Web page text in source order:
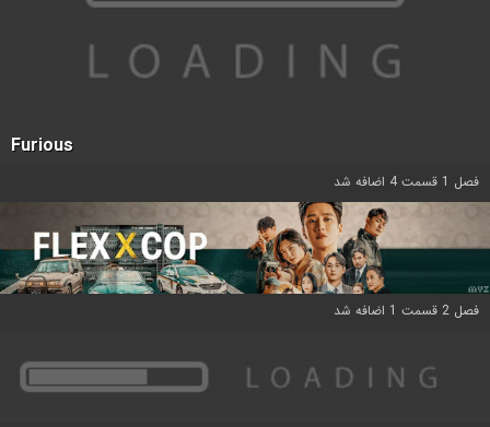
Furious
فصل 1 قسمت 4 اضافه شد
فصل 2 قسمت 1 اضافه شد